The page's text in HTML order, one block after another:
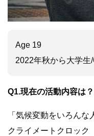
Age 19
2022年秋から大学生
Q1.現在の活動内容は？
「気候変動をいろん
クライメートクロック